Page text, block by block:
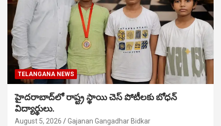
TELANGANA NEWS
హైదరాబాద్‌లో రాష్ట్ర స్థాయి చెస్ పోటీలకు బోధన్
విద్యార్థులు.
August 5, 2026 Gajanan Gangadhar Bidkar